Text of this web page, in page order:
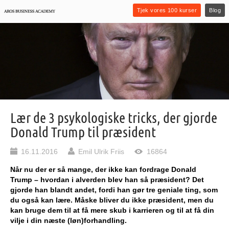
Tjek vores 100 kurser Blog
Lær de 3 psykologiske tricks, der gjorde
Donald Trump til præsident
16.11.2016 Emil Ulrik Friis 16864
Når nu der er så mange, der ikke kan fordrage Donald
Trump – hvordan i alverden blev han så præsident? Det
gjorde han blandt andet, fordi han gør tre geniale ting, som
du også kan lære. Måske bliver du ikke præsident, men du
kan bruge dem til at få mere skub i karrieren og til at få din
vilje i din næste (løn)forhandling.